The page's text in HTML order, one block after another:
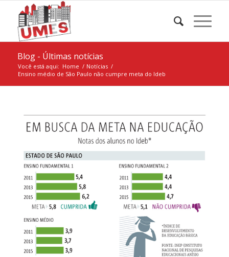
Blog - Últimas notícias
Você está aqui: Home / Notícias /
Ensino médio de São Paulo não cumpre meta do Ideb